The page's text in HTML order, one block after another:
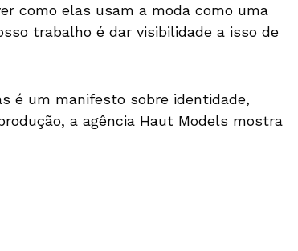
como elas usam a moda como uma
trabalho é dar visibilidade a isso de
é um manifesto sobre identidade,
a agência Haut Models mostra